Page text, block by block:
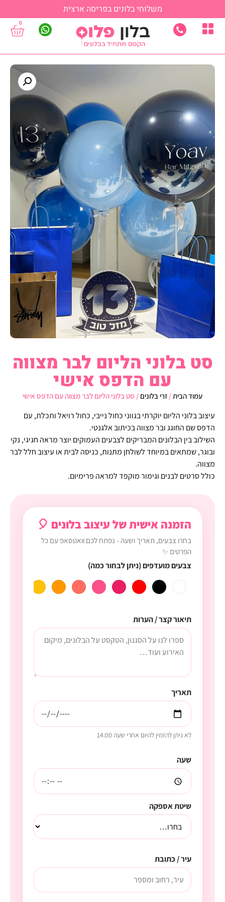
משלוחי בלונים בפריסה ארצית
0
סט בלוני הליום לבר מצווה
עם הדפס אישי
עמוד הבית/ זרי בלונים / סט בלוני הליום לבר מצווה עם הדפס אישי
עיצוב בלוני הליום יוקרתי בגווני כחול נייבי, כחול רויאל ותכלת, עם
הדפס שם החוגג ובר מצווה בכיתוב אלגנטי.
השילוב בין הבלונים המבריקים לצבעים העמוקים יוצר מראה חגיגי, נקי
ובוגר, שמתאים במיוחד לשולחן מתנות, כניסה לבית או עיצוב חלל לבר
מצווה.
כולל סרטים לבנים וגימור מוקפד למראה פרימיום.
הזמנה אישית של עיצוב בלונים 🎈
בחרו צבעים, תאריך ושעה - נפתח לכם וואטסאפ עם כל
הפרטים ✨
צבעים מועדפים (ניתן לבחור כמה)
תיאור קצר / הערות
תאריך
לא ניתן להזמין להיום אחרי שעה 14:00
שעה
שיטת אספקה
עיר / כתובת